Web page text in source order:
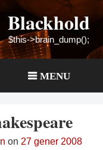
Blackhold
$this->brain_dump();
MENU
on 27 gener 2008